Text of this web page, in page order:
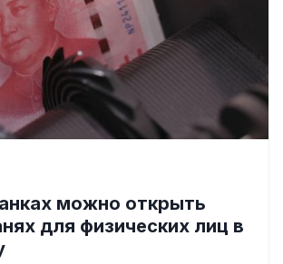
можно открыть
для физических лиц в